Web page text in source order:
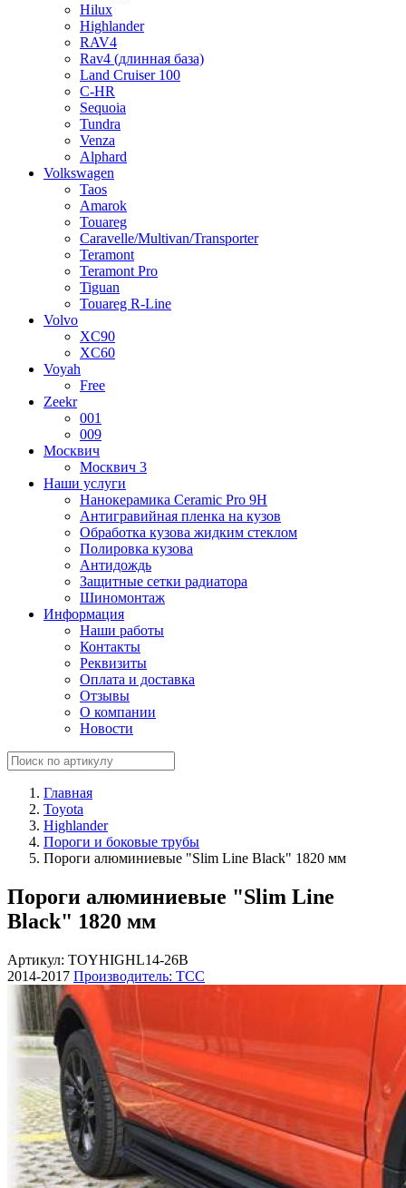
Hilux
Highlander
RAV4
Rav4 (длинная база)
Land Cruiser 100
C-HR
Sequoia
Tundra
Venza
Alphard
Volkswagen
Taos
Amarok
Touareg
Caravelle/Multivan/Transporter
Teramont
Teramont Pro
Tiguan
Touareg R-Line
Volvo
XC90
XC60
Voyah
Free
Zeekr
001
009
Москвич
Москвич 3
Наши услуги
Нанокерамика Ceramic Pro 9H
Антигравийная пленка на кузов
Обработка кузова жидким стеклом
Полировка кузова
Антидождь
Защитные сетки радиатора
Шиномонтаж
Информация
Наши работы
Контакты
Реквизиты
Оплата и доставка
Отзывы
О компании
Новости
Главная
Toyota
Highlander
Пороги и боковые трубы
Пороги алюминиевые "Slim Line Black" 1820 мм
Пороги алюминиевые "Slim Line
Black" 1820 мм
Артикул: TOYHIGHL14-26B
2014-2017 Производитель: ТСС